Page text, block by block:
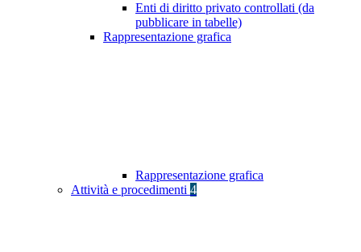
Enti di diritto privato controllati (da
pubblicare in tabelle)
Rappresentazione grafica
Rappresentazione grafica
Attività e procedimenti 4